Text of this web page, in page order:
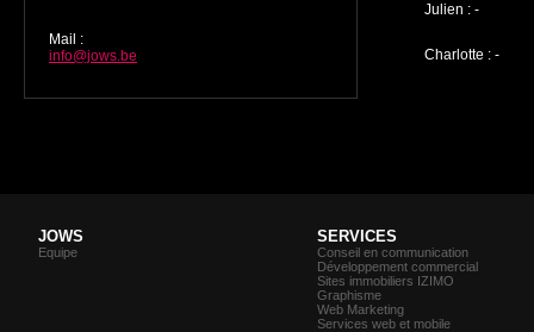
Mail :
info@jows.be
Julien : -
Charlotte : -
JOWS
Equipe
SERVICES
Conseil en communication
Développement commercial
Sites immobiliers IZIMO
Graphisme
Web Marketing
Services web et mobile